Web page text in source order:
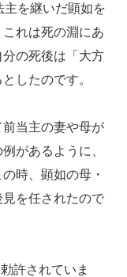
主を継いだ顕如を
れは死の淵にあ
の死後は「大方
したのです。
当主の妻や母が
があるように、
時、顕如の母・
を任されたので
許されていま